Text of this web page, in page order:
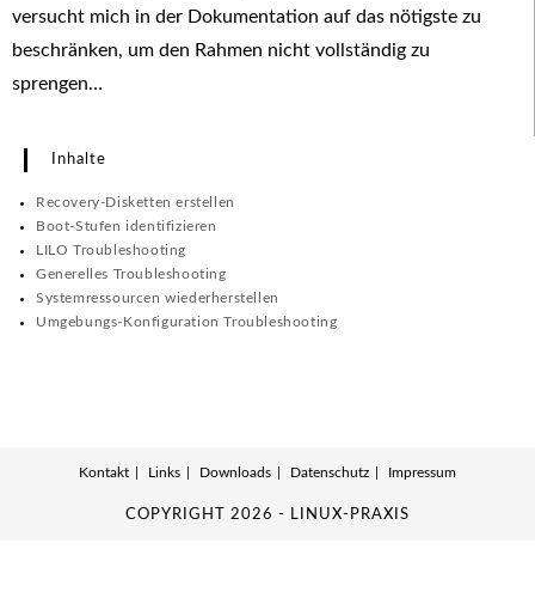
versucht mich in der Dokumentation auf das nötigste zu
beschränken, um den Rahmen nicht vollständig zu
sprengen…
Inhalte
Recovery-Disketten erstellen
Boot-Stufen identifizieren
LILO Troubleshooting
Generelles Troubleshooting
Systemressourcen wiederherstellen
Umgebungs-Konfiguration Troubleshooting
Kontakt Links Downloads Datenschutz Impressum
COPYRIGHT 2026 - LINUX-PRAXIS